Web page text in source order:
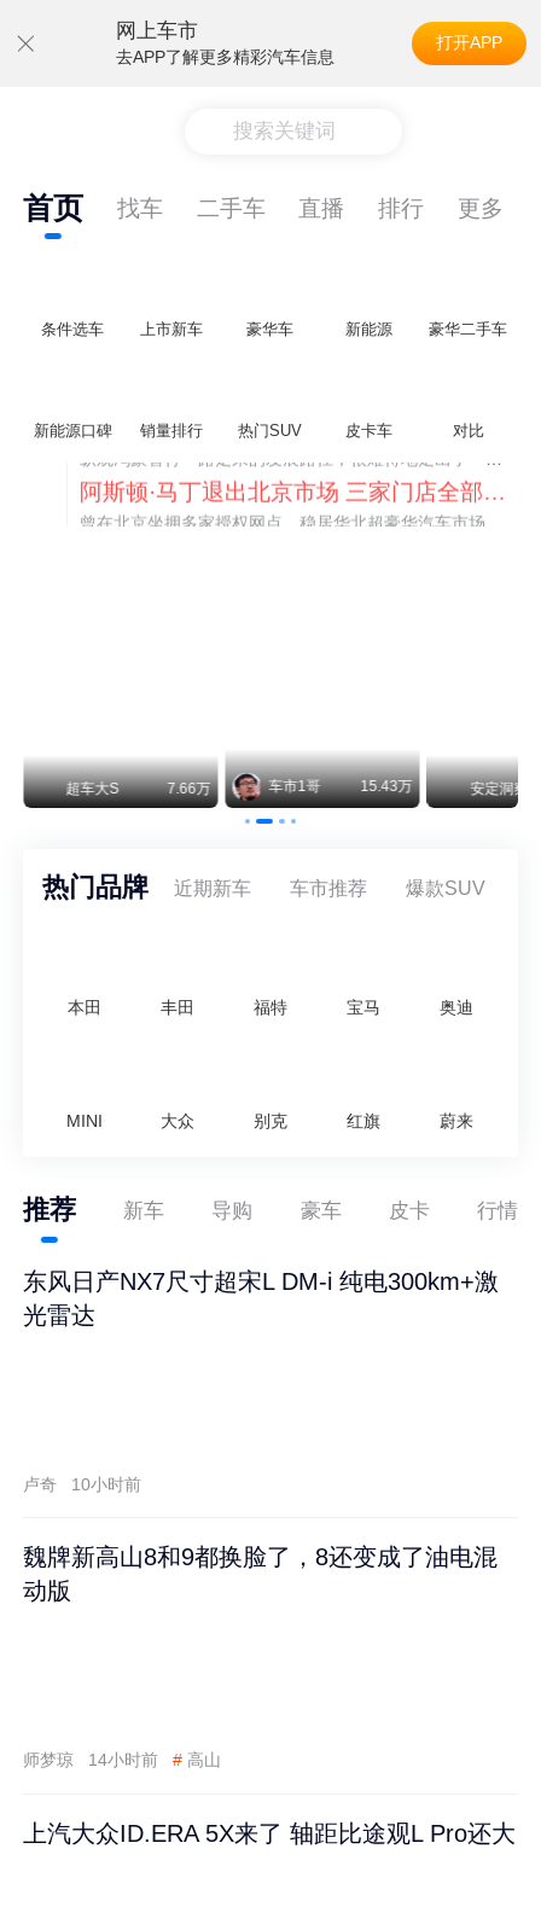
网上车市
去APP了解更多精彩汽车信息
打开APP
搜索关键词
首页 找车 二手车 直播 排行 更多
条件选车 上市新车 豪华车 新能源 豪华二手车
新能源口碑 销量排行 热门SUV 皮卡车 对比
车市1哥 15.43万 安定洞察 8.07万 智电出行
热门品牌 近期新车 车市推荐 爆款SUV
本田 丰田 福特 宝马 奥迪
MINI 大众 别克 红旗 蔚来
推荐 新车 导购 豪车 皮卡 行情
东风日产NX7尺寸超宋L DM-i 纯电300km+激
光雷达
卢奇 10小时前
魏牌新高山8和9都换脸了，8还变成了油电混
动版
师梦琼 14小时前 # 高山
上汽大众ID.ERA 5X来了 轴距比途观L Pro还大